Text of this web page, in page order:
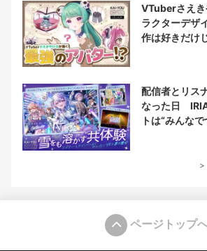
VTuberさえき
ラクターデザ
作は好きだけ
配信者とリス
なった日
トは“みんな
>
ページトップ